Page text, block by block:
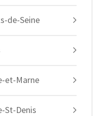
de-Seine
et-Marne
St-Denis